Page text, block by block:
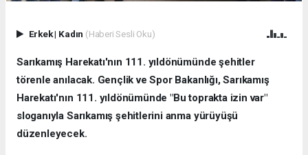
Erkek| Kadın (Haberi Sesli Oku)
Sarıkamış Harekatı'nın 111. yıldönümünde şehitler
törenle anılacak. Gençlik ve Spor Bakanlığı, Sarıkamış
Harekatı'nın 111. yıldönümünde "Bu toprakta izin var"
sloganıyla Sarıkamış şehitlerini anma yürüyüşü
düzenleyecek.